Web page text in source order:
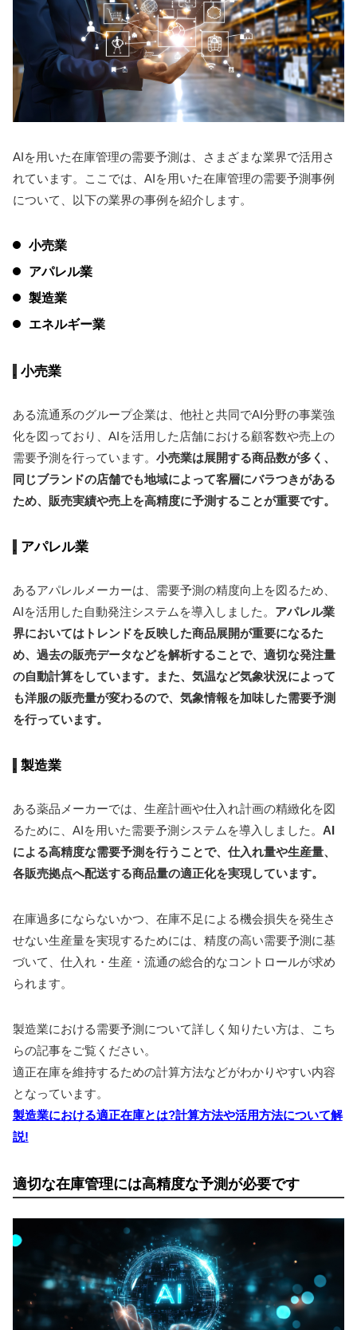
AIを用いた在庫管理の需要予測は、さまざまな業界で活用さ
れています。ここでは、AIを用いた在庫管理の需要予測事例
について、以下の業界の事例を紹介します。
小売業
アパレル業
製造業
エネルギー業
小売業
ある流通系のグループ企業は、他社と共同でAI分野の事業強
化を図っており、AIを活用した店舗における顧客数や売上の
需要予測を行っています。 小売業は展開する商品数が多く、
同じブランドの店舗でも地域によって客層にバラつきがある
ため、販売実績や売上を高精度に予測することが重要です。
アパレル業
あるアパレルメーカーは、需要予測の精度向上を図るため、
AIを活用した自動発注システムを導入しました。 アパレル業
界においてはトレンドを反映した商品展開が重要になるた
め、過去の販売データなどを解析することで、適切な発注量
の自動計算をしています。また、気温など気象状況によって
も洋服の販売量が変わるので、気象情報を加味した需要予測
を行っています。
製造業
ある薬品メーカーでは、生産計画や仕入れ計画の精緻化を図
るために、AIを用いた需要予測システムを導入しました。 AI
による高精度な需要予測を行うことで、仕入れ量や生産量、
各販売拠点へ配送する商品量の適正化を実現しています。
在庫過多にならないかつ、在庫不足による機会損失を発生さ
せない生産量を実現するためには、精度の高い需要予測に基
づいて、仕入れ・生産・流通の総合的なコントロールが求め
られます。
製造業における需要予測について詳しく知りたい方は、こち
らの記事をご覧ください。
適正在庫を維持するための計算方法などがわかりやすい内容
となっています。
製造業における適正在庫とは?計算方法や活用方法について解
説!
適切な在庫管理には高精度な予測が必要です